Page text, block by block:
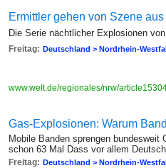
Ermittler gehen von Szene
Die Serie nächtlicher Explosionen
Freitag: Deutschland > Nordrhein-
www.welt.de/regionales/nrw/
Gas-Explosionen: Warum
Mobile Banden sprengen
schon 63 Mal Dass vor allem
Freitag: Deutschland > Nordrhein-